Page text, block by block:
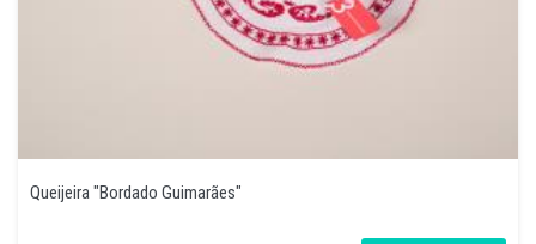
Queijeira "Bordado Guimarães"